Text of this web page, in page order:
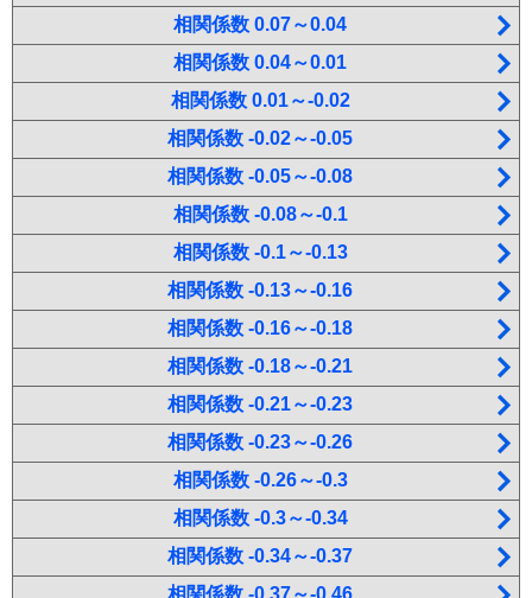
相関係数 0.07～0.04
相関係数 0.04～0.01
相関係数 0.01～-0.02
相関係数 -0.02～-0.05
相関係数 -0.05～-0.08
相関係数 -0.08～-0.1
相関係数 -0.1～-0.13
相関係数 -0.13～-0.16
相関係数 -0.16～-0.18
相関係数 -0.18～-0.21
相関係数 -0.21～-0.23
相関係数 -0.23～-0.26
相関係数 -0.26～-0.3
相関係数 -0.3～-0.34
相関係数 -0.34～-0.37
相関係数 -0.37～-0.46